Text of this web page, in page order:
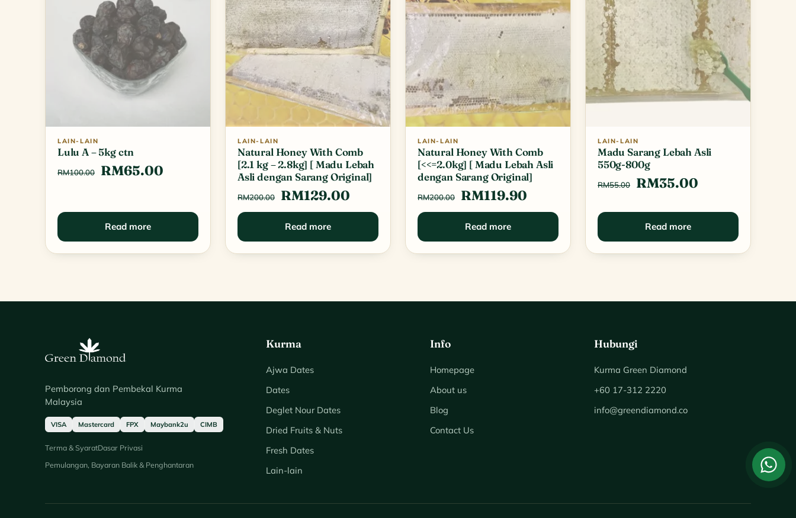
LAIN-LAIN
Lulu A – 5kg ctn
RM100.00
Original
was:
RM100.00.
RM65.00
is:
Read more
LAIN-LAIN
Natural Honey With Comb
[2.1 kg – 2.8kg] [ Madu Lebah
Asli dengan Sarang Original]
RM200.00
Original
price
was:
RM200.00.
RM129.00
price
RM129.00.
Read more
LAIN-LAIN
Natural Honey With Comb
[<<=2.0kg] [ Madu Lebah Asli
dengan Sarang Original]
RM200.00
Original
price
was:
RM200.00.
RM119.90
price
RM119.90.
Read more
LAIN-LAIN
Madu Sarang Lebah Asli
550g-800g
RM55.00
Original
was:
RM55.00.
RM35.00
RM35.00.
Read more
Pemborong dan Pembekal Kurma
Malaysia
VISA Mastercard FPX Maybank2u CIMB
Terma & SyaratDasar Privasi
Pemulangan, Bayaran Balik & Penghantaran
Kurma
Ajwa Dates
Dates
Deglet Nour Dates
Dried Fruits & Nuts
Fresh Dates
Lain-lain
Info
Homepage
About us
Blog
Contact Us
Hubungi
Kurma Green Diamond
+60 17-312 2220
info@greendiamond.co